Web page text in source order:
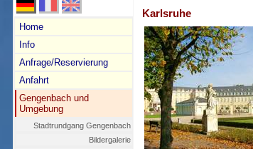
Home
Info
Anfrage/Reservierung
Anfahrt
Gengenbach und
Umgebung
Stadtrundgang Gengenbach
Bildergalerie
Karlsruhe